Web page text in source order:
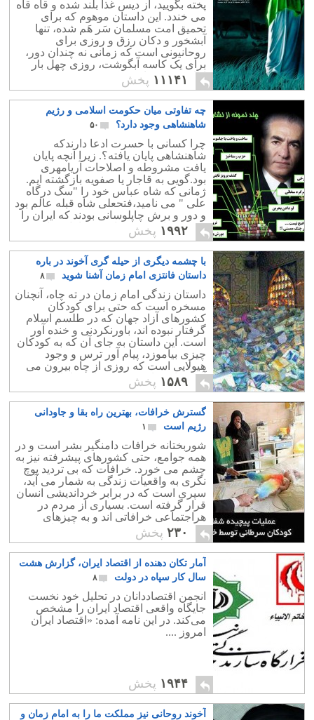
پخته بگویید، از دیس غذا بلند شده و قاه قاه
می خندد. این داستان موهوم که برای
تحمیق امت مسلمان سَر هَم شده، تنها
آبشخور و دکان رزق و روزی برای
روحانیونی است که زمانی نه چندان دور،
برای یک کاسه آبگوشت، روزی چهل بار
امام حسین را زنده کرده و بعد سر می
بریدند.
۱۱۱۴۱ پخش
چه تفاوتی میان حکومت اسلامی و رژیم
شاهنشاهی وجود دارد؟
۵۰
چرا کسانی با حسرت ادعا دارندکه
شاهنشاهی پایان یافته؟. زیرا آنچه پایان
یافت مشروطه و اصلاحات آریامهری
بود.گویی به قاجار یا صفویه بازگشته ایم.
ژمانی که شاه عباس خود را "سگ درگاه
علی " می نامید،فتحعلی شاه قبله عالم بود
و دور و برش چاپلوسانی بودند که ایران را
مرکز جهان و شاه را قدرت اول دنیا می
نامیدند.
۱۹۹۲ پخش
با چشمه دیگری از حیله گری آخوند در باره
داستان فانتزی امام زمان آشنا شوید
۸
داستان زندگی امام زمان در ته چاه، آنچنان
مسخره است که حتی برای کودکان
کشورهای آزاد جهان که در طلسم اسلام
گرفتار نبوده اند، باورنکردنی و خنده آور
است. این داستان به جای آن که به کودکان
چیزی بیاموزد، پیام آور ترس و وجود
هیولایی است که روزی از چاه بیرون می
آید سوار بر اسب به کشتار جهانیان می
پردازد.
۱۵۸۹ پخش
گسترش خرافات، بهترین راه بقا و جاودانی
رژیم است
۱
شوربختانه خرافات دامنگیر بشر است و در
همه جوامع، حتی کشورهای پیشرفته نیز به
چشم می خورد. خرافات که بی تردید پوچ
نگری به واقعیات زندگی به شمار می آید،
سپری است که در برابر خرداندیشی انسان
قرار گرفته است. بسیاری از مردم در
هراجتماعی خرافاتی اند و به چیزهای
موهوم و حتی مسخره نیز اعتقاد دارند،
۲۳۰ پخش
آمار تکان دهنده از اقتصاد ایران، گزارش هشت
سال کار سپاه در دولت
۸
انجمن اقتصاددانان در تحلیل خود نخست
جایگاه واقعی اقتصاد ایران را مشخص
می‌کند. در این نامه آمده: «اقتصاد ایران
امروز ....
۱۹۴۴ پخش
آخوند روحانی نیز مملکت ما را به امام زمان و